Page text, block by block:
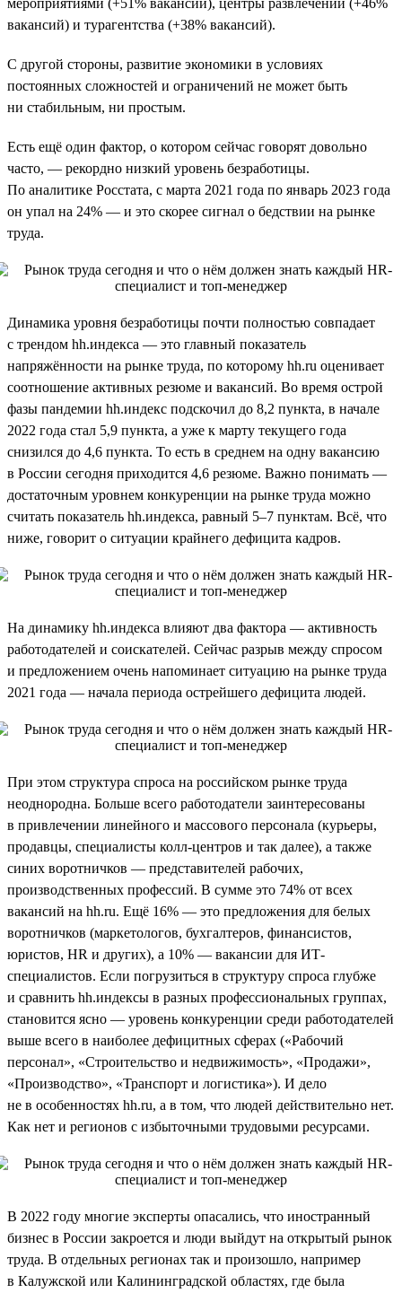
вакансий) и турагентства (+38% вакансий).
С другой стороны, развитие экономики в условиях
постоянных сложностей и ограничений не может быть
ни стабильным, ни простым.
Есть ещё один фактор, о котором сейчас говорят довольно
часто, — рекордно низкий уровень безработицы.
По аналитике Росстата, с марта 2021 года по январь 2023 года
он упал на 24% — и это скорее сигнал о бедствии на рынке
труда.
Динамика уровня безработицы почти полностью совпадает
с трендом hh.индекса — это главный показатель
напряжённости на рынке труда, по которому hh.ru оценивает
соотношение активных резюме и вакансий. Во время острой
фазы пандемии hh.индекс подскочил до 8,2 пункта, в начале
2022 года стал 5,9 пункта, а уже к марту текущего года
снизился до 4,6 пункта. То есть в среднем на одну вакансию
в России сегодня приходится 4,6 резюме. Важно понимать —
достаточным уровнем конкуренции на рынке труда можно
считать показатель hh.индекса, равный 5–7 пунктам. Всё, что
ниже, говорит о ситуации крайнего дефицита кадров.
На динамику hh.индекса влияют два фактора — активность
работодателей и соискателей. Сейчас разрыв между спросом
и предложением очень напоминает ситуацию на рынке труда
2021 года — начала периода острейшего дефицита людей.
При этом структура спроса на российском рынке труда
неоднородна. Больше всего работодатели заинтересованы
в привлечении линейного и массового персонала (курьеры,
продавцы, специалисты колл-центров и так далее), а также
синих воротничков — представителей рабочих,
производственных профессий. В сумме это 74% от всех
вакансий на hh.ru. Ещё 16% — это предложения для белых
воротничков (маркетологов, бухгалтеров, финансистов,
юристов, HR и других), а 10% — вакансии для ИТ-
специалистов. Если погрузиться в структуру спроса глубже
и сравнить hh.индексы в разных профессиональных группах,
становится ясно — уровень конкуренции среди работодателей
выше всего в наиболее дефицитных сферах («Рабочий
персонал», «Строительство и недвижимость», «Продажи»,
«Производство», «Транспорт и логистика»). И дело
не в особенностях hh.ru, а в том, что людей действительно нет.
Как нет и регионов с избыточными трудовыми ресурсами.
В 2022 году многие эксперты опасались, что иностранный
бизнес в России закроется и люди выйдут на открытый рынок
труда. В отдельных регионах так и произошло, например
в Калужской или Калининградской областях, где была